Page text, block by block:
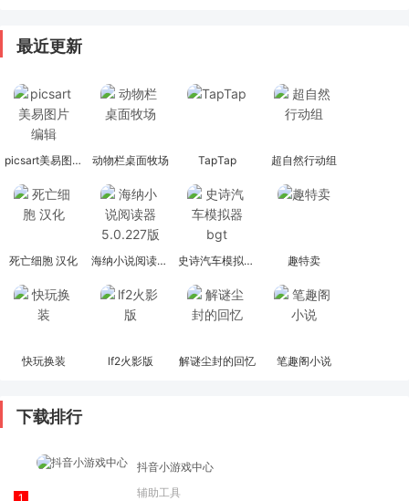
最近更新
picsart美易图片编辑 动物栏桌面牧场 TapTap 超自然行动组
死亡细胞 汉化 海纳小说阅读器 5.0.227版 史诗汽车模拟器bgt 趣特卖
快玩换装 lf2火影版 解谜尘封的回忆 笔趣阁小说
下载排行
抖音小游戏中心
辅助工具